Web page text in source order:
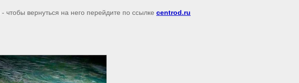
- чтобы вернуться на него перейдите по ссылке centrod.ru